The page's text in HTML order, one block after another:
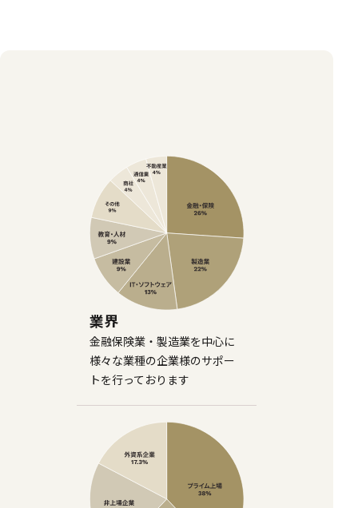
業界
金融保険業・製造業を中心に
様々な業種の企業様のサポー
トを行っております